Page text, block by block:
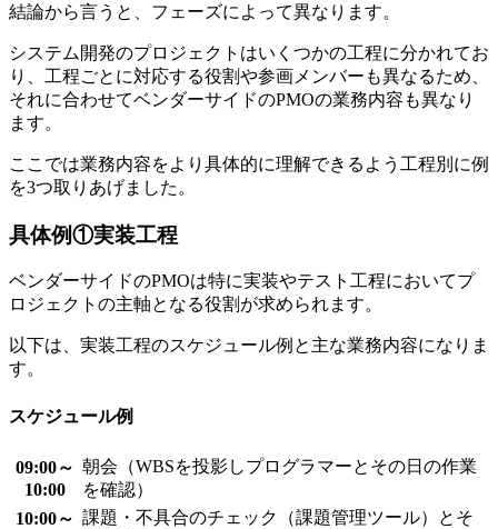
結論から言うと、フェーズによって異なります。
システム開発のプロジェクトはいくつかの工程に分かれてお
り、工程ごとに対応する役割や参画メンバーも異なるため、
それに合わせてベンダーサイドのPMOの業務内容も異なり
ます。
ここでは業務内容をより具体的に理解できるよう工程別に例
を3つ取りあげました。
具体例①実装工程
ベンダーサイドのPMOは特に実装やテスト工程においてプ
ロジェクトの主軸となる役割が求められます。
以下は、実装工程のスケジュール例と主な業務内容になりま
す。
スケジュール例
09:00～
10:00
朝会（WBSを投影しプログラマーとその日の作業
を確認）
10:00～ 課題・不具合のチェック（課題管理ツール）とそ